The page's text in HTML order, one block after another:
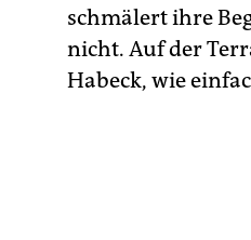
schmälert ihre
nicht. Auf der
Habeck, wie